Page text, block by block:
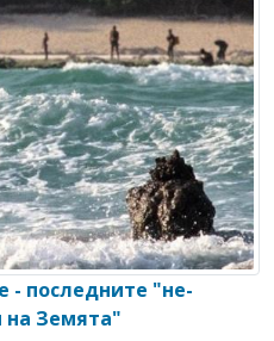
- последните "не-
на Земята"